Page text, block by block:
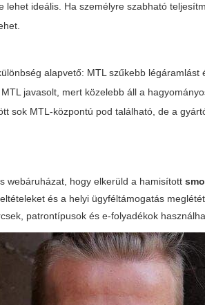
lehet ideális. Ha személyre szabható
alapvető: MTL szűkebb
javasolt, mert közelebb áll a
sok MTL-központú pod található, de a
webáruházat, hogy elkerüld a hamisított
és a helyi ügyféltámogatás meglétét.
patrontípusok és e-folyadékok